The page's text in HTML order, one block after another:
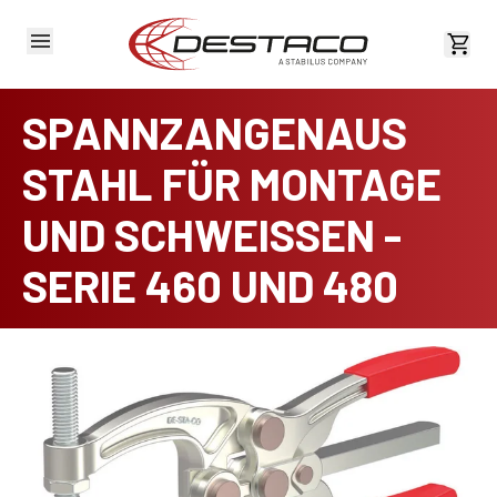
SPANNZANGENAUS
STAHL FÜR MONTAGE
UND SCHWEISSEN -
SERIE 460 UND 480